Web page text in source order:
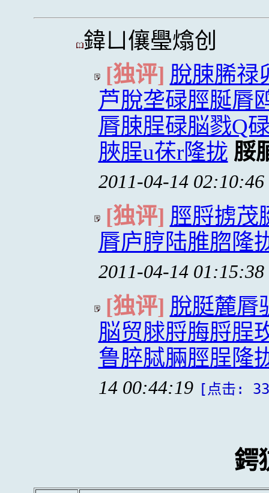
鍏ㄩ儴璺熻创
[独评] 脫脨脪禄
芦脫垄碌脛脠脣
脣脨脭碌脳戮Q
脥脭u茠r隆拢 脮
2011-04-14 02:10:46
[独评] 脛脟掳茂
脣庐脝陆脽脗隆
2011-04-14 01:15:38
[独评] 脫脡麓脣
脳贸脙脟脢脟脭
鲁脺脦脼脛脭隆
14 00:44:19 [点击:
鍔